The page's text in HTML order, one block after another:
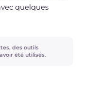
quelques
des outils
été utilisés.